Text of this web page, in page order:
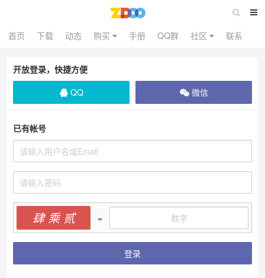
首页 下载 动态 购买 手册 QQ群 社区 联系
开放登录，快捷方便
QQ
微信
已有帐号
肆 乘 贰 =